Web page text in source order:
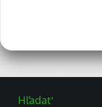
Hľadať